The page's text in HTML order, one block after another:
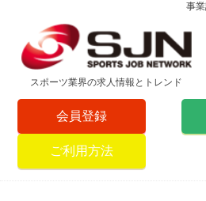
事
スポーツ業界の求人情報とトレンド
会員登録
ご利用方法